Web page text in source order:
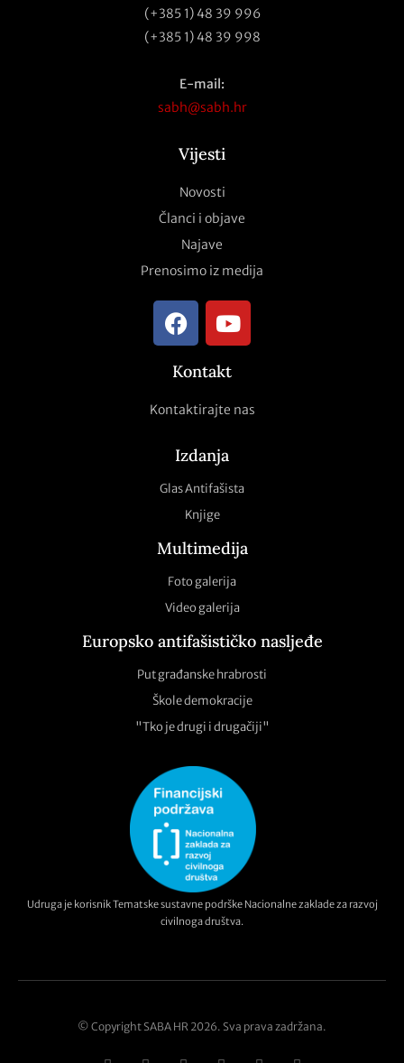
(+385 1) 48 39 996
(+385 1) 48 39 998
E-mail:
sabh@sabh.hr
Vijesti
Novosti
Članci i objave
Najave
Prenosimo iz medija
Kontakt
Kontaktirajte nas
Izdanja
Glas Antifašista
Knjige
Multimedija
Foto galerija
Video galerija
Europsko antifašističko nasljeđe
Put građanske hrabrosti
Škole demokracije
"Tko je drugi i drugačiji"
Udruga je korisnik Tematske sustavne podrške Nacionalne zaklade za razvoj
civilnoga društva.
© Copyright SABA HR 2026. Sva prava zadržana.